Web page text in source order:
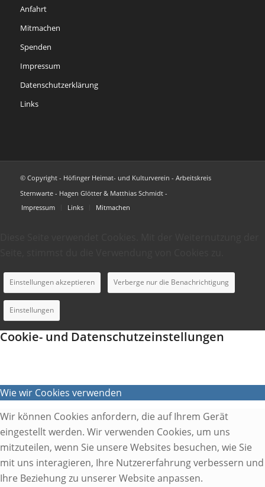
Anfahrt
Mitmachen
Spenden
Impressum
Datenschutzerklärung
Links
© Copyright - Höfinger Heimat- und Kulturverein - Arbeitskreis
Sternwarte - Hagen Glötter & Matthias Schmidt -
Impressum
Links Mitmachen
Einstellungen akzeptieren Verberge nur die Benachrichtigung
Einstellungen
Cookie- und Datenschutzeinstellungen
Wie wir Cookies verwenden
Wir können Cookies anfordern, die auf Ihrem Gerät
eingestellt werden. Wir verwenden Cookies, um uns
mitzuteilen, wenn Sie unsere Websites besuchen, wie Sie
mit uns interagieren, Ihre Nutzererfahrung verbessern und
Ihre Beziehung zu unserer Website anpassen.